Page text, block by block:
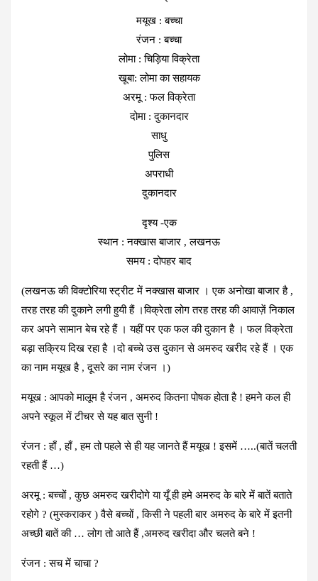
मयूख : बच्चा
रंजन : बच्चा
लोमा : चिड़िया विक्रेता
खूबा: लोमा का सहायक
अरमू : फल विक्रेता
दोमा : दुकानदार
साधु
पुलिस
अपराधी
दुकानदार
दृश्य -एक
स्थान : नक्खास बाजार , लखनऊ
समय : दोपहर बाद
(लखनऊ की विक्टोरिया स्ट्रीट में नक्खास बाजार । एक अनोखा बाजार है ,
तरह तरह की दुकाने लगी हुयी हैं ।विक्रेता लोग तरह तरह की आवाज़ें निकाल
कर अपने सामान बेच रहे हैं । यहीं पर एक फल की दुकान है । फल विक्रेता
बड़ा सक्रिय दिख रहा है ।दो बच्चे उस दुकान से अमरुद खरीद रहे हैं । एक
का नाम मयूख है , दूसरे का नाम रंजन ।)
मयूख : आपको मालूम है रंजन , अमरुद कितना पोषक होता है ! हमने कल ही
अपने स्कूल में टीचर से यह बात सुनी !
रंजन : हाँ , हाँ , हम तो पहले से ही यह जानते हैं मयूख ! इसमें …..(बातें चलती
रहती हैं …)
अरमू : बच्चों , कुछ अमरुद खरीदोगे या यूँ ही हमे अमरुद के बारे में बातें बताते
रहोगे ? (मुस्कराकर ) वैसे बच्चों , किसी ने पहली बार अमरुद के बारे में इतनी
अच्छी बातें की … लोग तो आते हैं ,अमरुद खरीदा और चलते बने !
रंजन : सच में चाचा ?